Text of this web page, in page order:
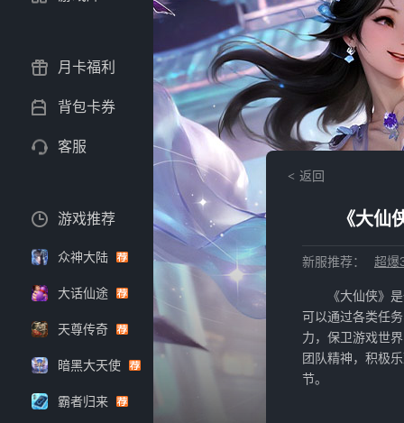
返回
《大仙
新服推荐： 超爆
《大仙侠》
可以通过各类任
力，保卫游戏世
团队精神，积极
节。
月卡福利
背包卡券
客服
游戏推荐
众神大陆
大话仙途
天尊传奇
暗黑大天使
霸者归来